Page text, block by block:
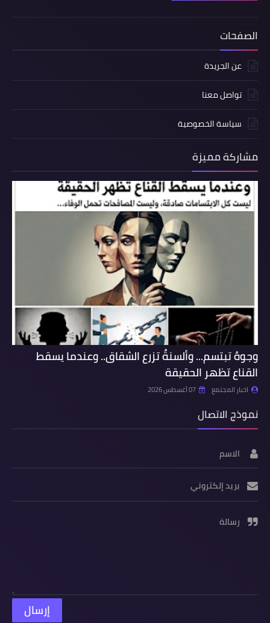
الصفحات
عن الجريدة
تواصل معنا
سياسة الخصوصية
مشاركة مميزة
وجوهٌ تبتسم... وألسنةٌ تزرع الشقاق.. وعندما يسقط
القناع تظهر الحقيقة
اخبار المجتمع 07 أغسطس 2026
نموذج الاتصال
الاسم
بريد إلكتروني
رسالة